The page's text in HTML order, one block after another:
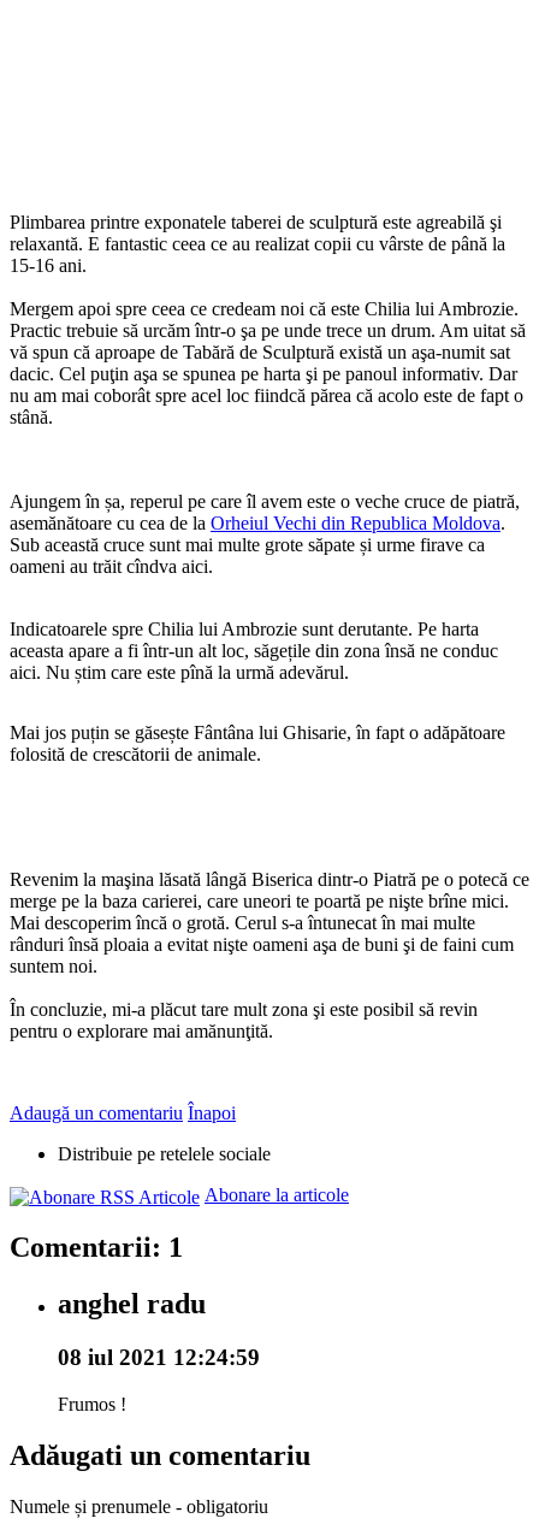
Plimbarea printre exponatele taberei de sculptură este agreabilă şi
relaxantă. E fantastic ceea ce au realizat copii cu vârste de până la
15-16 ani.
Mergem apoi spre ceea ce credeam noi că este Chilia lui Ambrozie.
Practic trebuie să urcăm într-o şa pe unde trece un drum. Am uitat să
vă spun că aproape de Tabără de Sculptură există un aşa-numit sat
dacic. Cel puţin aşa se spunea pe harta şi pe panoul informativ. Dar
nu am mai coborât spre acel loc fiindcă părea că acolo este de fapt o
stână.
Ajungem în șa, reperul pe care îl avem este o veche cruce de piatră,
asemănătoare cu cea de la Orheiul Vechi din Republica Moldova.
Sub această cruce sunt mai multe grote săpate și urme firave ca
oameni au trăit cîndva aici.
Indicatoarele spre Chilia lui Ambrozie sunt derutante. Pe harta
aceasta apare a fi într-un alt loc, săgețile din zona însă ne conduc
aici. Nu știm care este pînă la urmă adevărul.
Mai jos puțin se găsește Fântâna lui Ghisarie, în fapt o adăpătoare
folosită de crescătorii de animale.
Revenim la maşina lăsată lângă Biserica dintr-o Piatră pe o potecă ce
merge pe la baza carierei, care uneori te poartă pe nişte brîne mici.
Mai descoperim încă o grotă. Cerul s-a întunecat în mai multe
rânduri însă ploaia a evitat nişte oameni aşa de buni şi de faini cum
suntem noi.
În concluzie, mi-a plăcut tare mult zona şi este posibil să revin
pentru o explorare mai amănunţită.
Adaugă un comentariu Înapoi
Distribuie pe retelele sociale
Abonare la articole
Comentarii: 1
anghel radu
08 iul 2021 12:24:59
Frumos !
Adăugati un comentariu
Numele și prenumele - obligatoriu